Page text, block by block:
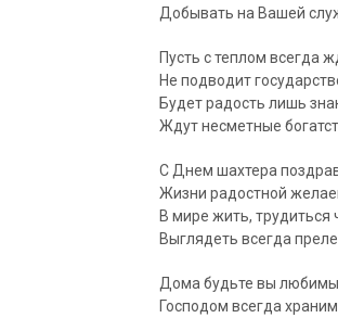
Добывать на Вашей
Пусть с теплом всегда
Не подводит
Будет радость лишь
Ждут несметные
С Днем шахтера
Жизни радостной
В мире жить, трудиться
Выглядеть всегда
Дома будьте вы
Господом всегда